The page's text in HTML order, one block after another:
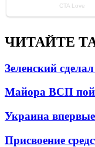
ЧИТАЙТЕ
Зеленский
Майора ВСП
Украина
Присвоение